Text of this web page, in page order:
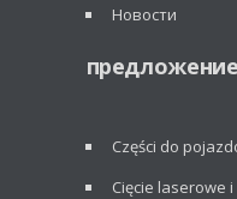
Новости
предложение
Części do
Cięcie laserowe